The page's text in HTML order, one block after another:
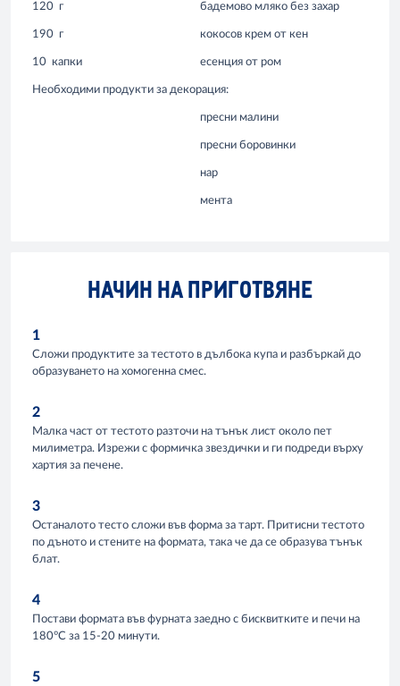
120 г бадемово мляко без захар
190 г кокосов крем от кен
10 капки есенция от ром
Необходими продукти за декорация:
пресни малини
пресни боровинки
нар
мента
НАЧИН НА ПРИГОТВЯНЕ
1
Сложи продуктите за тестото в дълбока купа и разбъркай до
образуването на хомогенна смес.
2
Малка част от тестото разточи на тънък лист около пет
милиметра. Изрежи с формичка звездички и ги подреди върху
хартия за печене.
3
Останалото тесто сложи във форма за тарт. Притисни тестото
по дъното и стените на формата, така че да се образува тънък
блат.
4
Постави формата във фурната заедно с бисквитките и печи на
180°C за 15-20 минути.
5